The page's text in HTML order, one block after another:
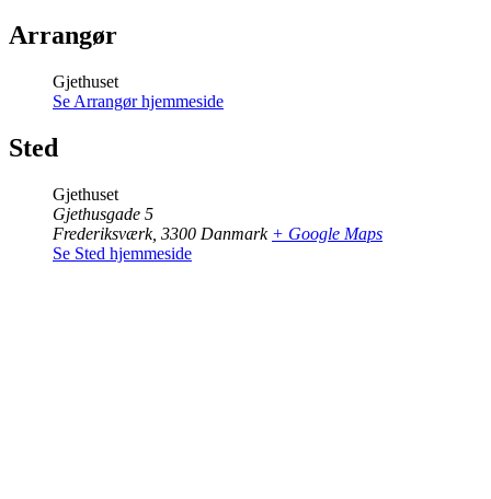
Arrangør
Gjethuset
Se Arrangør hjemmeside
Sted
Gjethuset
Gjethusgade 5
Frederiksværk, 3300 Danmark + Google Maps
Se Sted hjemmeside